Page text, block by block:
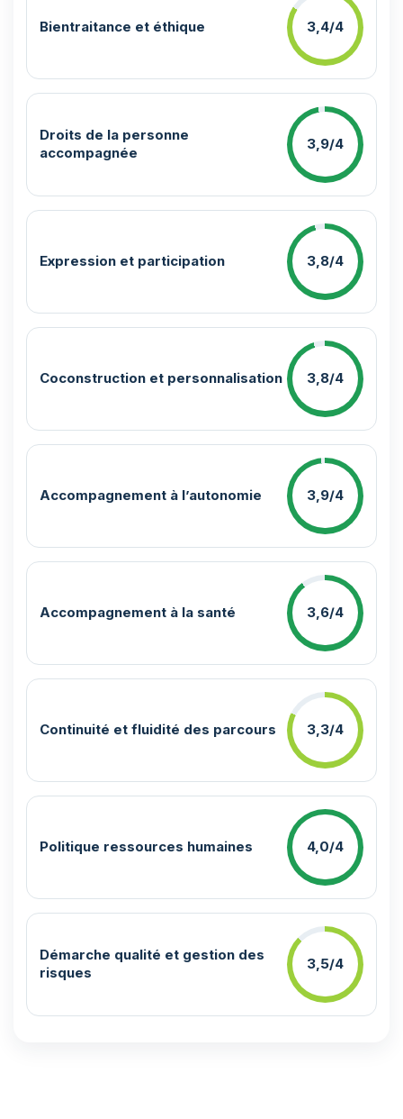
Bientraitance et éthique 3,4/4
Droits de la personne
accompagnée
3,9/4
Expression et participation 3,8/4
Coconstruction et personnalisation 3,8/4
Accompagnement à l’autonomie 3,9/4
Accompagnement à la santé 3,6/4
Continuité et fluidité des parcours 3,3/4
Politique ressources humaines 4,0/4
Démarche qualité et gestion des
risques
3,5/4